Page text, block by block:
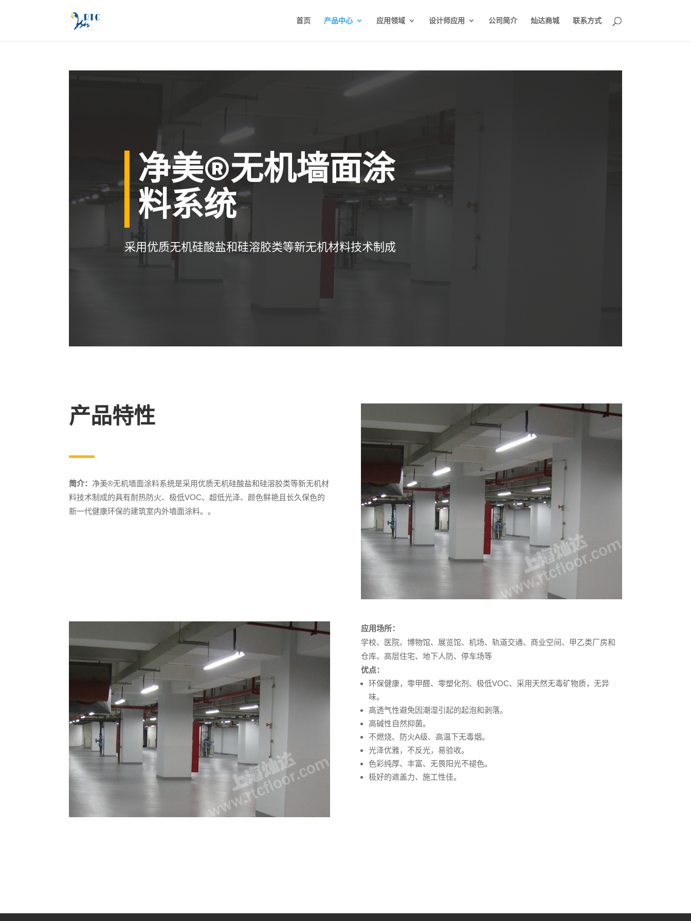
首页 产品中心 应用领域 设计师应用 公司简介 灿达商城 联系方式
净美®无机墙面涂
料系统
采用优质无机硅酸盐和硅溶胶类等新无机材料技术制成
产品特性
简介： 净美®无机墙面涂料系统是采用优质无机硅酸盐和硅溶胶类等新无机材
料技术制成的具有耐热防火、极低VOC、超低光泽、颜色鲜艳且长久保色的
新一代健康环保的建筑室内外墙面涂料。。
应用场所：
学校、医院、博物馆、展览馆、机场、轨道交通、商业空间、甲乙类厂房和
仓库、高层住宅、地下人防、停车场等
优点：
环保健康，零甲醛、零塑化剂、极低VOC、采用天然无毒矿物质，无异
味。
高透气性避免因潮湿引起的起泡和剥落。
高碱性自然抑菌。
不燃烧、防火A级、高温下无毒烟。
光泽优雅，不反光，易验收。
色彩纯厚、丰富、无畏阳光不褪色。
极好的遮盖力、施工性佳。